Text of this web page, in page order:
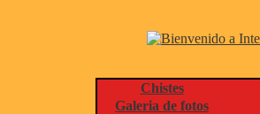
Chistes
Galeria de fotos